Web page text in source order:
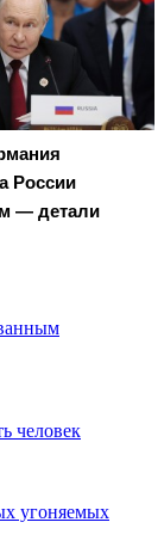
России
— детали
человек
угоняемых